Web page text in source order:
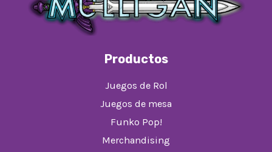
Productos
Juegos de Rol
Juegos de mesa
Funko Pop!
Merchandising